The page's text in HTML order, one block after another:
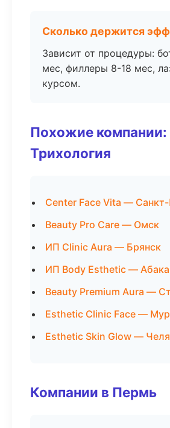
Сколько держится
Зависит от процедуры:
мес, филлеры 8-18 мес,
курсом.
Похожие компании:
Трихология
Center Face Vita —
Beauty Pro Care — Омск
ИП Clinic Aura — Брянск
ИП Body Esthetic —
Beauty Premium Aura —
Esthetic Clinic Face —
Esthetic Skin Glow —
Компании в Пермь